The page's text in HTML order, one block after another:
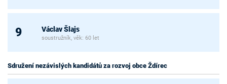
9 Václav Šlajs
soustružník, věk: 60 let
Sdružení nezávislých kandidátů za rozvoj obce Ždírec